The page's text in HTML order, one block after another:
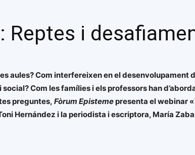
Reptes i
aules? Com interfereixen en el desenvolupament
Com les famílies i els professors han
preguntes, Fòrum Epistemepresenta el webinar «
Hernández i la periodista i escriptora, María